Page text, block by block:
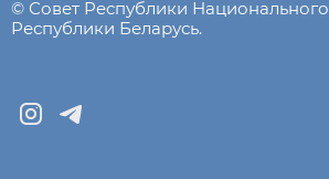
© Совет Республики
Республики Беларусь.